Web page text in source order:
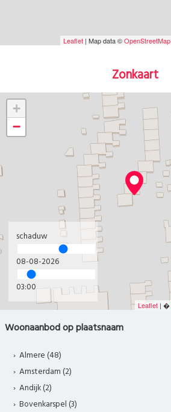
Leaflet | Map data ©OpenStreetMap
Zonkaart
+
−
Leaflet | �
schaduw
08-08-2026
03:00
Woonaanbod op plaatsnaam
Almere (48)
Amsterdam (2)
Andijk (2)
Bovenkarspel (3)